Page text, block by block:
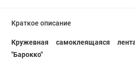
Краткое описание
Кружевная самоклеящаяся
"Барокко"